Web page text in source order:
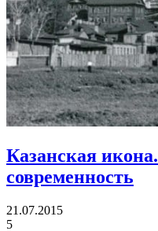
Казанская икона.
современность
21.07.2015
5